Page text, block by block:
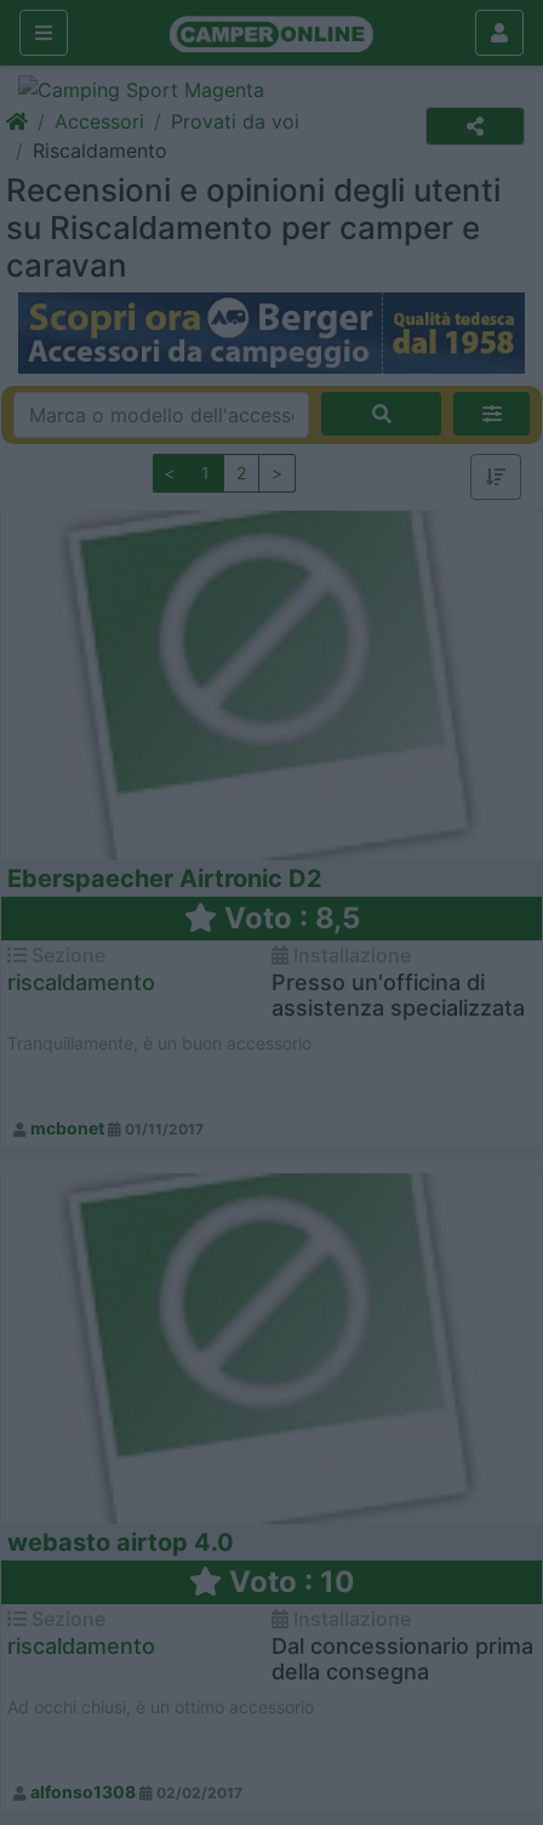
Accessori
Provati da voi
Riscaldamento
Recensioni e opinioni degli utenti
su Riscaldamento per camper e
caravan
< 1 2 >
Eberspaecher Airtronic D2
Voto : 8,5
riscaldamento
Presso un'officina di
assistenza specializzata
Tranquillamente, è un buon accessorio
mcbonet 01/11/2017
webasto airtop 4.0
Voto : 10
riscaldamento
Dal concessionario prima
della consegna
Ad occhi chiusi, è un ottimo accessorio
alfonso1308 02/02/2017